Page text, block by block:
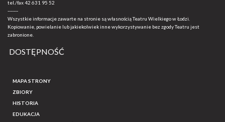
tel./fax42 631 95 52
-------
Wszystkie informacje zawarte na stronie są własnością Teatru Wielkiego w Łodzi.
Kopiowanie, powielanie lub jakiekolwiek inne wykorzystywanie bez zgody Teatru jest
zabronione.
DOSTĘPNOŚĆ
MAPA STRONY
ZBIORY
HISTORIA
EDUKACJA